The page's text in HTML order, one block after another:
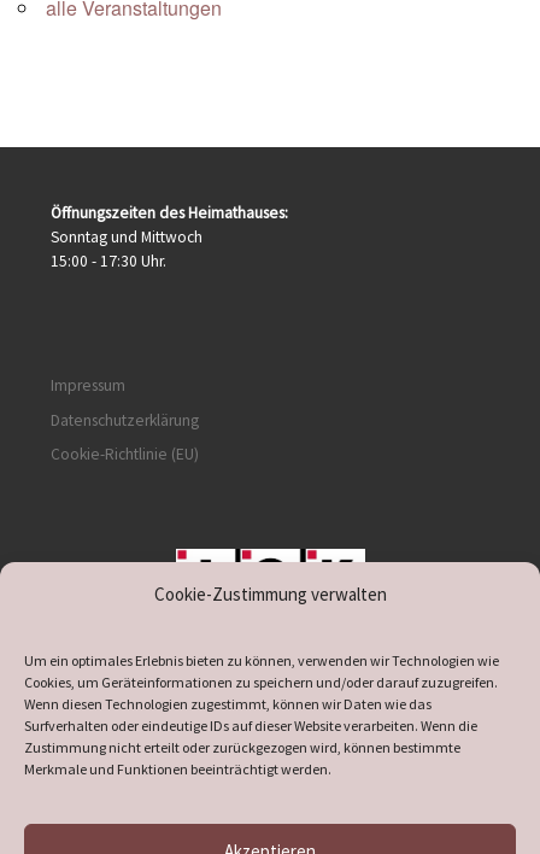
Cookie-Zustimmung verwalten
Um ein optimales Erlebnis bieten zu können, verwenden wir Technologien wie
Cookies, um Geräteinformationen zu speichern und/oder darauf zuzugreifen.
Wenn diesen Technologien zugestimmt, können wir Daten wie das
Surfverhalten oder eindeutige IDs auf dieser Website verarbeiten. Wenn die
Zustimmung nicht erteilt oder zurückgezogen wird, können bestimmte
Merkmale und Funktionen beeinträchtigt werden.
alle Veranstaltungen
Öffnungszeiten des Heimathauses:
Sonntag und Mittwoch
15:00 - 17:30 Uhr.
Impressum
Datenschutzerklärung
Cookie-Richtlinie (EU)
supported by DÖ